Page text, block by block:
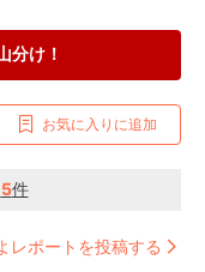
分け！
お気に入りに追加
5件
レポートを投稿する